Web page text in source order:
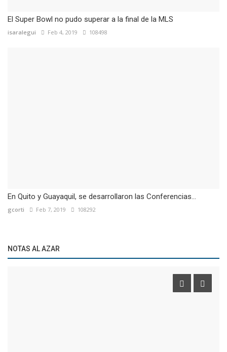
El Super Bowl no pudo superar a la final de la MLS
isaralegui Feb 4, 2019 108498
En Quito y Guayaquil, se desarrollaron las Conferencias...
gcorti Feb 7, 2019 108292
NOTAS AL AZAR